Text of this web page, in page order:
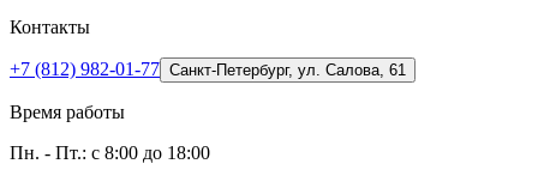
Контакты
+7 (812) 982-01-77 Санкт-Петербург, ул. Салова, 61
Время работы
Пн. - Пт.: с 8:00 до 18:00